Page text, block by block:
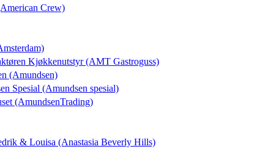
Crew)
Kjøkkenutstyr (AMT Gastroguss)
(Amundsen)
Spesial (Amundsen spesial)
(AmundsenTrading)
& Louisa (Anastasia Beverly Hills)